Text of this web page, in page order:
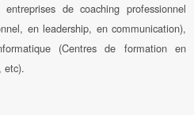
de coaching professionnel
en leadership, en communication),
(Centres de formation en
etc).